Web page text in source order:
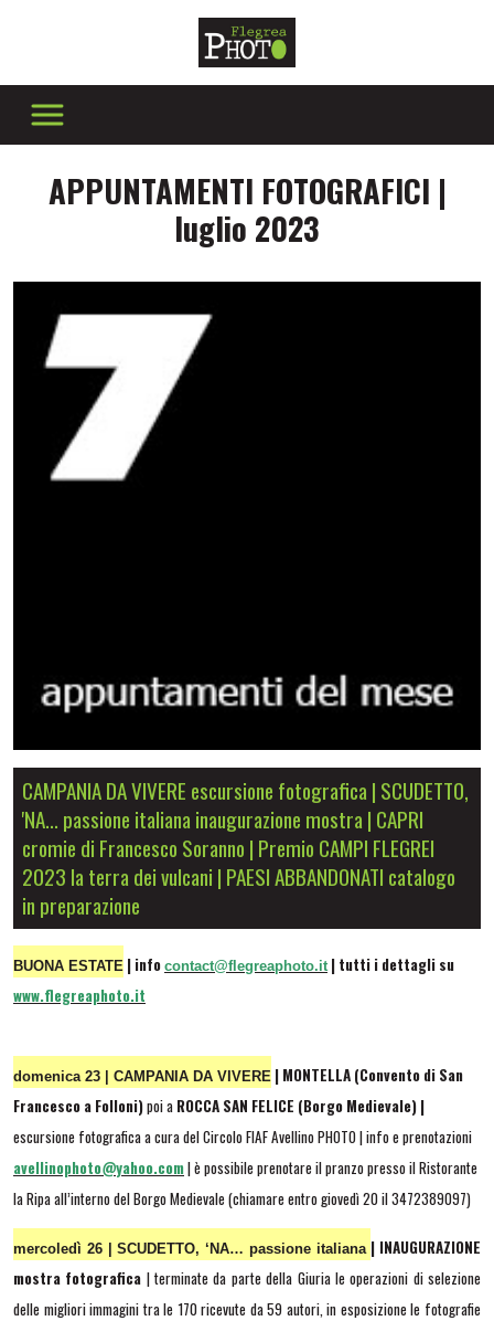
APPUNTAMENTI FOTOGRAFICI |
luglio 2023
CAMPANIA DA VIVERE escursione fotografica | SCUDETTO,
'NA... passione italiana inaugurazione mostra | CAPRI
cromie di Francesco Soranno | Premio CAMPI FLEGREI
2023 la terra dei vulcani | PAESI ABBANDONATI catalogo
in preparazione
BUONA ESTATE | info contact@flegreaphoto.it | tutti i dettagli su
www.flegreaphoto.it
domenica 23 | CAMPANIA DA VIVERE | MONTELLA (Convento di San
Francesco a Folloni)poi a ROCCA SAN FELICE (Borgo Medievale) |
escursione fotografica a cura del Circolo FIAF Avellino PHOTO| info e prenotazioni
avellinophoto@yahoo.com| è possibile prenotare il pranzo presso il Ristorante
la Ripa all’interno del Borgo Medievale (chiamare entro giovedì 20 il 3472389097)
mercoledì 26 | SCUDETTO, ‘NA… passione italiana | INAUGURAZIONE
mostra fotografica | terminate da parte della Giuria le operazioni di selezione
delle migliori immagini tra le 170 ricevute da 59 autori, in esposizione le fotografie